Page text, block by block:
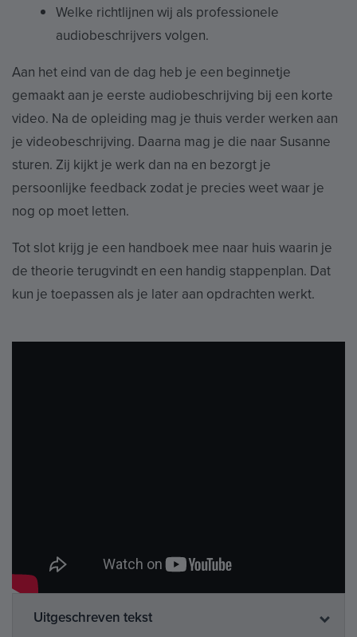
Welke richtlijnen wij als professionele
audiobeschrijvers volgen.
Aan het eind van de dag heb je een beginnetje
gemaakt aan je eerste audiobeschrijving bij een korte
video. Na de opleiding mag je thuis verder werken aan
je videobeschrijving. Daarna mag je die naar Susanne
sturen. Zij kijkt je werk dan na en bezorgt je
persoonlijke feedback zodat je precies weet waar je
nog op moet letten.
Tot slot krijg je een handboek mee naar huis waarin je
de theorie terugvindt en een handig stappenplan. Dat
kun je toepassen als je later aan opdrachten werkt.
Uitgeschreven tekst